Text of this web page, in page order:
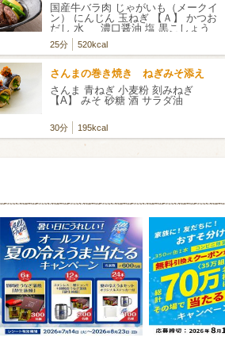
国産牛バラ肉 じゃがいも（メークイ
ン） にんじん 玉ねぎ 【Ａ】 かつお
だし 水 濃口醤油 塩 黒こしょう
サラダ油 いんげん（彩り用）
25分 520kcal
さんまの巻き焼き ねぎみそ添え
さんま 青ねぎ 小麦粉 刻みねぎ
【A】 みそ 砂糖 酒 サラダ油
30分 195kcal